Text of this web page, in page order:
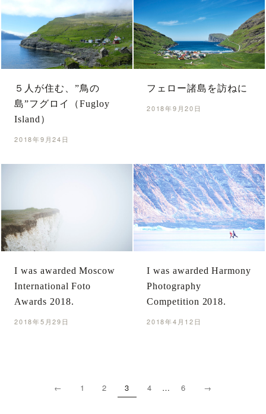
５人が住む、”鳥の
島”フグロイ（Fugloy
Island）
2018年9月24日
フェロー諸島を訪ねに
2018年9月20日
I was awarded Moscow
International Foto
Awards 2018.
2018年5月29日
I was awarded Harmony
Photography
Competition 2018.
2018年4月12日
← 1 2 3 4 … 6 →